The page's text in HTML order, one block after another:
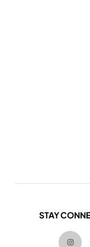
STAY
I
n